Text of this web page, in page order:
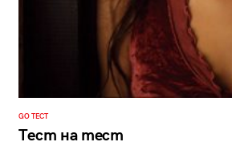
GO ТЕСТ
Тест на тест